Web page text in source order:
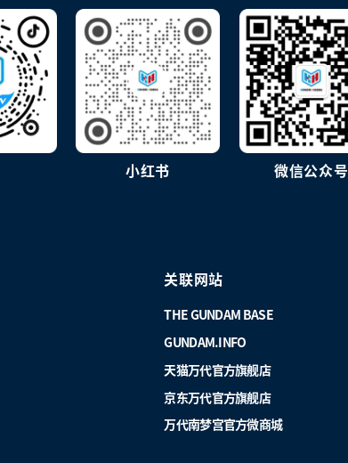
小红书 微信公众号
关联网站
THE GUNDAM BASE
GUNDAM.INFO
天猫万代官方旗舰店
京东万代官方旗舰店
万代南梦宫官方微商城